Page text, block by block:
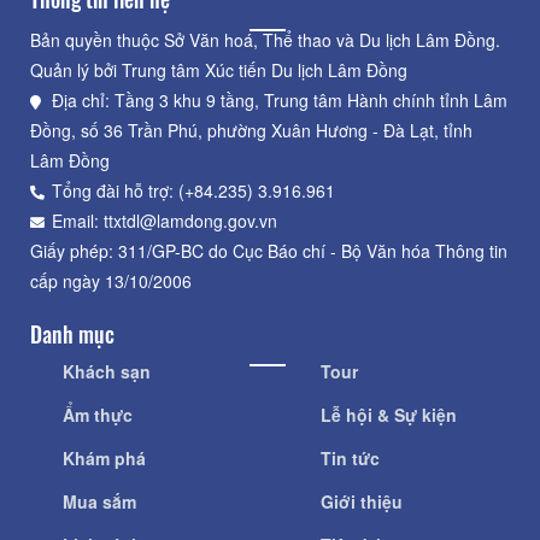
Bản quyền thuộc Sở Văn hoá, Thể thao và Du lịch Lâm Đồng.
Quản lý bởi Trung tâm Xúc tiến Du lịch Lâm Đồng
Địa chỉ: Tầng 3 khu 9 tầng, Trung tâm Hành chính tỉnh Lâm
Đồng, số 36 Trần Phú, phường Xuân Hương - Đà Lạt, tỉnh
Lâm Đồng
Tổng đài hỗ trợ: (+84.235) 3.916.961
Email: ttxtdl@lamdong.gov.vn
Giấy phép: 311/GP-BC do Cục Báo chí - Bộ Văn hóa Thông tin
cấp ngày 13/10/2006
Danh mục
Khách sạn
Ẩm thực
Khám phá
Mua sắm
Tour
Lễ hội & Sự kiện
Tin tức
Giới thiệu